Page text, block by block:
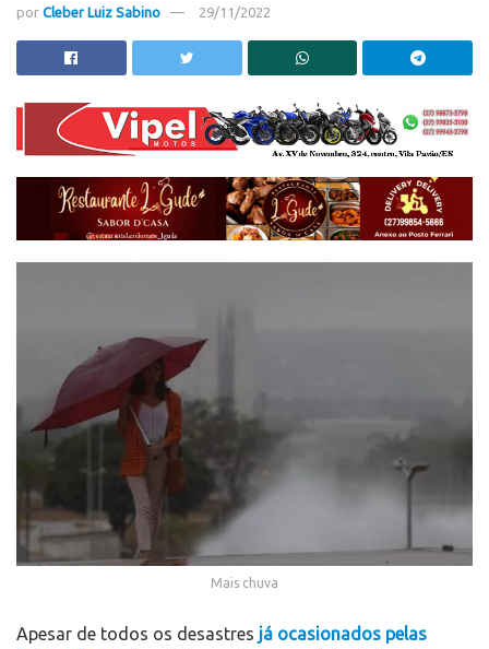
por Cleber Luiz Sabino 29/11/2022
Mais chuva
Apesar de todos os desastres já ocasionados pelas